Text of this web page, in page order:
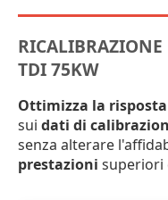
RICALIBRAZIONE
TDI 75KW
Ottimizza la
sui dati di
senza alterare
prestazioni superiori